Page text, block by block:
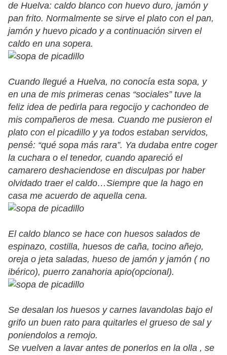
de Huelva: caldo blanco con huevo duro, jamón y
pan frito. Normalmente se sirve el plato con el pan,
jamón y huevo picado y a continuación sirven el
caldo en una sopera.
Cuando llegué a Huelva, no conocía esta sopa, y
en una de mis primeras cenas “sociales” tuve la
feliz idea de pedirla para regocijo y cachondeo de
mis compañeros de mesa. Cuando me pusieron el
plato con el picadillo y ya todos estaban servidos,
pensé: “qué sopa más rara”. Ya dudaba entre coger
la cuchara o el tenedor, cuando apareció el
camarero deshaciendose en disculpas por haber
olvidado traer el caldo…Siempre que la hago en
casa me acuerdo de aquella cena.
El caldo blanco se hace con huesos salados de
espinazo, costilla, huesos de caña, tocino añejo,
oreja o jeta saladas, hueso de jamón y jamón ( no
ibérico), puerro zanahoria apio(opcional).
Se desalan los huesos y carnes lavandolas bajo el
grifo un buen rato para quitarles el grueso de sal y
poniendolos a remojo.
Se vuelven a lavar antes de ponerlos en la olla , se